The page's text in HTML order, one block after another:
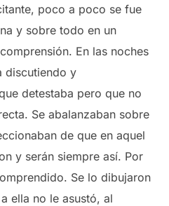
poco a poco se fue
y sobre todo en un
En las noches
discutiendo y
detestaba pero que no
Se abalanzaban sobre
de que en aquel
y serán siempre así. Por
Se lo dibujaron
ella no le asustó, al